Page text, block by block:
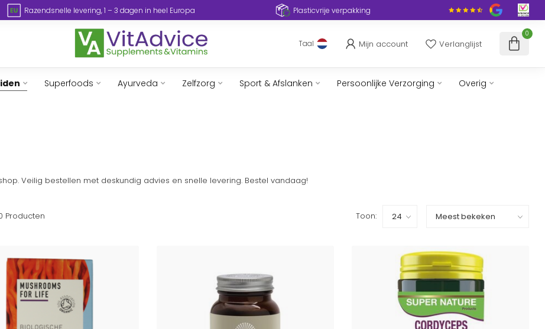
Razendsnelle levering, 1 – 3 dagen in heel Europa Plasticvrije verpakking
Taal Mijn account Verlanglijst
0
Superfoods Ayurveda Zelfzorg Sport & Afslanken Persoonlijke Verzorging Overig
Veilig bestellen met deskundig advies en snelle levering. Bestel vandaag!
Producten Toon: